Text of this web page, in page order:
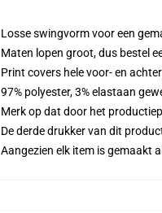
Losse swingvorm voor een
Maten lopen groot, dus bestel
Print covers hele voor- en
97% polyester, 3% elastaan
Merk op dat door het
De derde drukker van dit
Aangezien elk item is gemaakt